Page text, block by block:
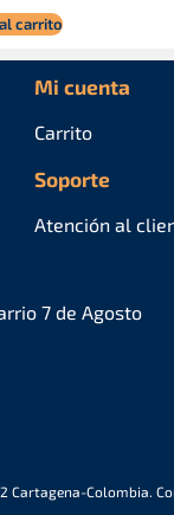
carrito
Mi cuenta
Carrito
Soporte
Atención al
7 de Agosto
Cartagena-Colombia.